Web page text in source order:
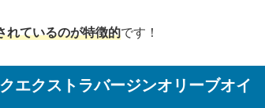
れているのが特徴的です！
エクストラバージンオリーブオイ